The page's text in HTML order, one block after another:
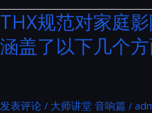
的
隔
音
Hi-
Fi
系
流
THX规范对家庭
涵盖了以下几个
发表评论 / 大师讲堂 音响篇 /